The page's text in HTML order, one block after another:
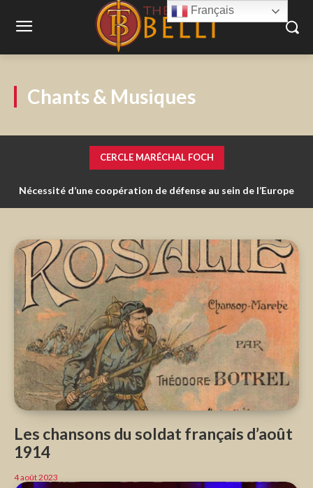
Chants & Musiques
CERCLE MARÉCHAL FOCH
Nécessité d’une coopération de défense au sein de l’Europe
Médias et armées : respect mutuel ou incompréhension
Les chansons du soldat français d’août
1914
4 août 2023
Français